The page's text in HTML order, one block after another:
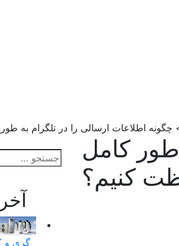
چگونه اطلاعات ارسالی را در تلگرام به
طور کامل
کنیم؟
گری و